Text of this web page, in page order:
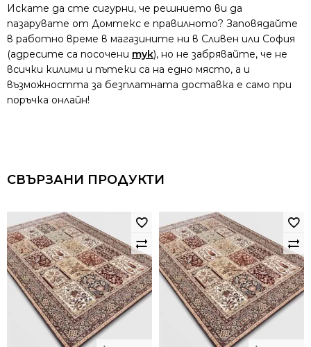
Искате да сте сигурни, че решнието ви да
пазарувате от Домтекс е правилното? Заповядайте
в работно време в магазините ни в Сливен или София
(адресите са посочени тук), но не забрявайте, че не
всички килими и пътеки са на едно място, а и
възможността за безплатната доставка е само при
поръчка онлайн!
СВЪРЗАНИ ПРОДУКТИ